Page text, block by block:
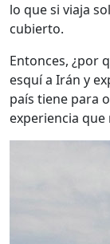
lo que si viaja
cubierto.
Entonces, ¿por
esquí a Irán y
país tiene para
experiencia